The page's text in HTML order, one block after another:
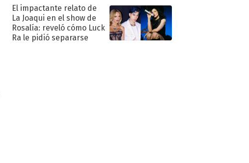
El impactante relato de
La Joaqui en el show de
Rosalía: reveló cómo Luck
Ra le pidió separarse